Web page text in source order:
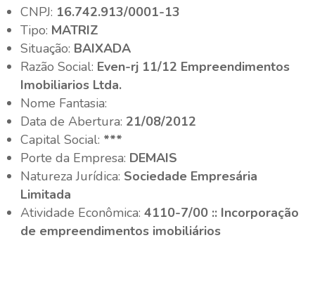
CNPJ: 16.742.913/0001-13
Tipo: MATRIZ
Situação: BAIXADA
Razão Social: Even-rj 11/12 Empreendimentos
Imobiliarios Ltda.
Nome Fantasia:
Data de Abertura: 21/08/2012
Capital Social: ***
Porte da Empresa: DEMAIS
Natureza Jurídica: Sociedade Empresária
Limitada
Atividade Econômica:4110-7/00 :: Incorporação
de empreendimentos imobiliários